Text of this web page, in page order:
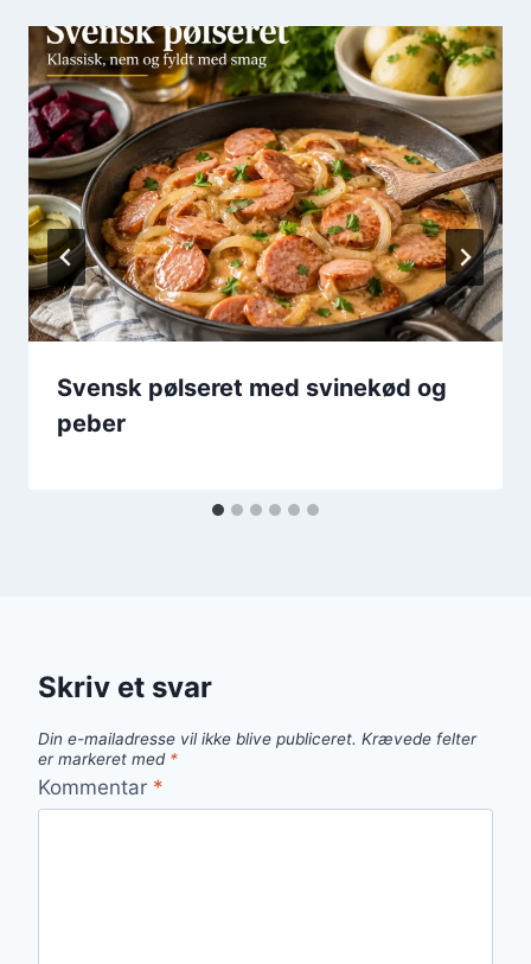
Svensk pølseret med svinekød og
peber
Skriv et svar
Din e-mailadresse vil ikke blive publiceret. Krævede felter
er markeret med *
Kommentar *